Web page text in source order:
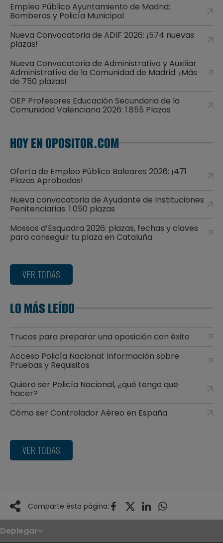
Empleo Público Ayuntamiento de Madrid:
Bomberos y Policía Municipal
Nueva Convocatoria de ADIF 2026: ¡574 nuevas
plazas!
Nueva Convocatoria de Administrativo y Auxiliar
Administrativo de la Comunidad de Madrid: ¡Más
de 750 plazas!
OEP Profesores Educación Secundaria de la
Comunidad Valenciana 2026: 1.855 Plazas
HOY EN OPOSITOR.COM
Oferta de Empleo Público Baleares 2026: ¡471
Plazas Aprobadas!
Nueva convocatoria de Ayudante de Instituciones
Penitenciarias: 1.050 plazas
Mossos d’Esquadra 2026: plazas, fechas y claves
para conseguir tu plaza en Cataluña
VER TODAS
LO MÁS LEÍDO
Trucos para preparar una oposición con éxito
Acceso Policía Nacional: Información sobre
Pruebas y Requisitos
Quiero ser Policía Nacional, ¿qué tengo que
hacer?
Cómo ser Controlador Aéreo en España
VER TODAS
Comparte ésta página:
Deplegar
Noticias